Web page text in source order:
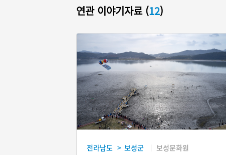
연관 이야기자료 (12)
전라남도 > 보성군 보성문화원